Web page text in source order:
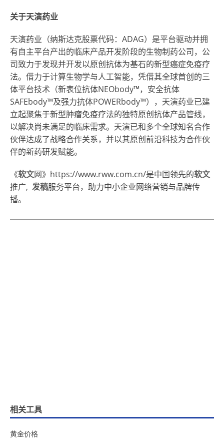
关于天演药业
天演药业（纳斯达克股票代码：ADAG）是平台驱动并拥
有自主平台产出的临床产品开发阶段的生物制药公司，公
司致力于发现并开发以原创抗体为基石的新型癌症免疫疗
法。借力于计算生物学与人工智能，凭借其全球首创的三
体平台技术（新表位抗体NEObody™，安全抗体
SAFEbody™及强力抗体POWERbody™），天演药业已建
立起聚焦于新型肿瘤免疫疗法的独特原创抗体产品管线，
以解决尚未满足的临床需求。天演已和多个全球知名合作
伙伴达成了战略合作关系，并以其原创前沿科技为合作伙
伴的新药研发赋能。
《软文网》https://www.rww.com.cn/是中国领先的软文
推广, 发稿服务平台，助力中小企业网络营销与品牌传
播。
相关工具
黄金价格